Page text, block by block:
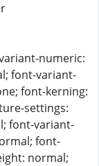
numeric:
font-variant-
font-kerning:
settings:
font-variant-
font-
normal;